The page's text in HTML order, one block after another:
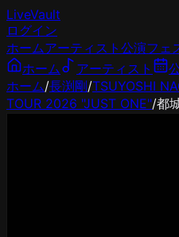
LiveVault
ログイン
ホームアーティスト 公演フェ
ホーム
アーティスト
ホーム/長渕剛/TSUYOSHI
TOUR 2026 "JUST ONE"/都